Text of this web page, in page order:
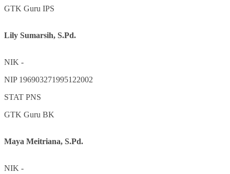
GTK Guru IPS
Lily Sumarsih, S.Pd.
NIK -
NIP 196903271995122002
STAT PNS
GTK Guru BK
Maya Meitriana, S.Pd.
NIK -